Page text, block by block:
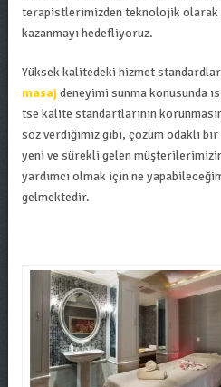
terapistlerimizden teknolojik
kazanmayı hedefliyoruz.
Yüksek kalitedeki hizmet
masajdeneyimi sunma konusunda
tse kalite standartlarının
söz verdiğimiz gibi, çözüm odaklı
yeni ve sürekli gelen
yardımcı olmak için ne
gelmektedir.